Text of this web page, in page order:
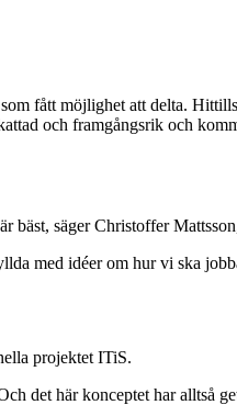
fått möjlighet att delta.
och framgångsrik och
bäst, säger Christoffer
med idéer om hur vi ska
projektet ITiS.
det här konceptet har alltså